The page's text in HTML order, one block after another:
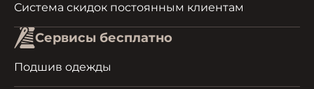
Система скидок постоянным клиентам
Сервисы бесплатно
Подшив одежды